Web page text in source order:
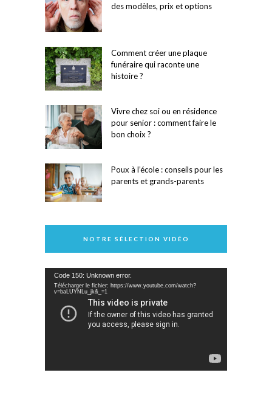
des modèles, prix et options
Comment créer une plaque
funéraire qui raconte une
histoire ?
Vivre chez soi ou en résidence
pour senior : comment faire le
bon choix ?
Poux à l’école : conseils pour les
parents et grands-parents
NOTRE SÉLECTION VIDÉO
Lecteur
vidéo
Code 150: Unknown error.
Télécharger le fichier: https://www.youtube.com/watch?
v=baLUYNLu_jk&_=1